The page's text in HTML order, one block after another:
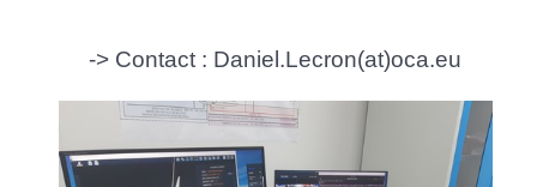
-> Contact : Daniel.Lecron(at)oca.eu